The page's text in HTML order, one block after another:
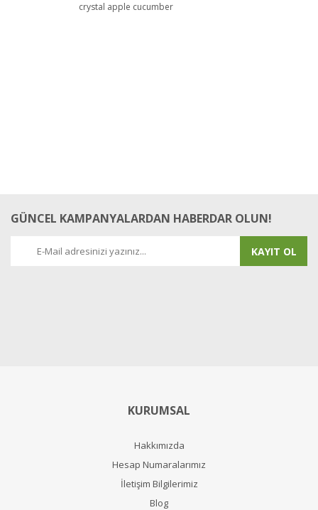
crystal apple cucumber
GÜNCEL KAMPANYALARDAN HABERDAR OLUN!
KAYIT OL
KURUMSAL
Hakkımızda
Hesap Numaralarımız
İletişim Bilgilerimiz
Blog